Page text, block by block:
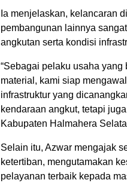
Ia menjelaskan, kelancaran
pembangunan lainnya
angkutan serta kondisi
“Sebagai pelaku usaha
material, kami siap
infrastruktur yang
kendaraan angkut, tetapi
Kabupaten Halmahera
Selain itu, Azwar mengajak
ketertiban, mengutamakan
pelayanan terbaik kepada